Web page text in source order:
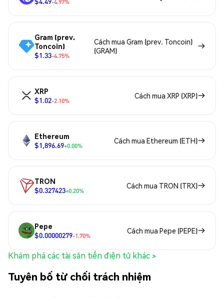
-4.97%
Gram (prev.
Toncoin)
$1.33-4.75%
Cách mua Gram (prev. Toncoin)
(GRAM)
XRP
$1.02-2.10%
Cách mua XRP (XRP)
Ethereum
$1,896.69+0.00%
Cách mua Ethereum (ETH)
TRON
$0.327423+0.20%
Cách mua TRON (TRX)
Pepe
$0.00000279-1.70%
Cách mua Pepe (PEPE)
Khám phá các tài sản tiền điện tử khác >
Tuyên bố từ chối trách nhiệm